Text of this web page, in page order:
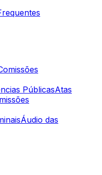
PúblicasAtas
Áudio das